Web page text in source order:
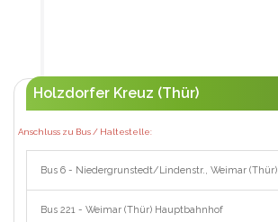
Holzdorfer Kreuz (Thür)
Anschluss zu Bus / Haltestelle:
Bus 6 - Niedergrunstedt/Lindenstr., Weimar (Thür)
Bus 221 - Weimar (Thür) Hauptbahnhof